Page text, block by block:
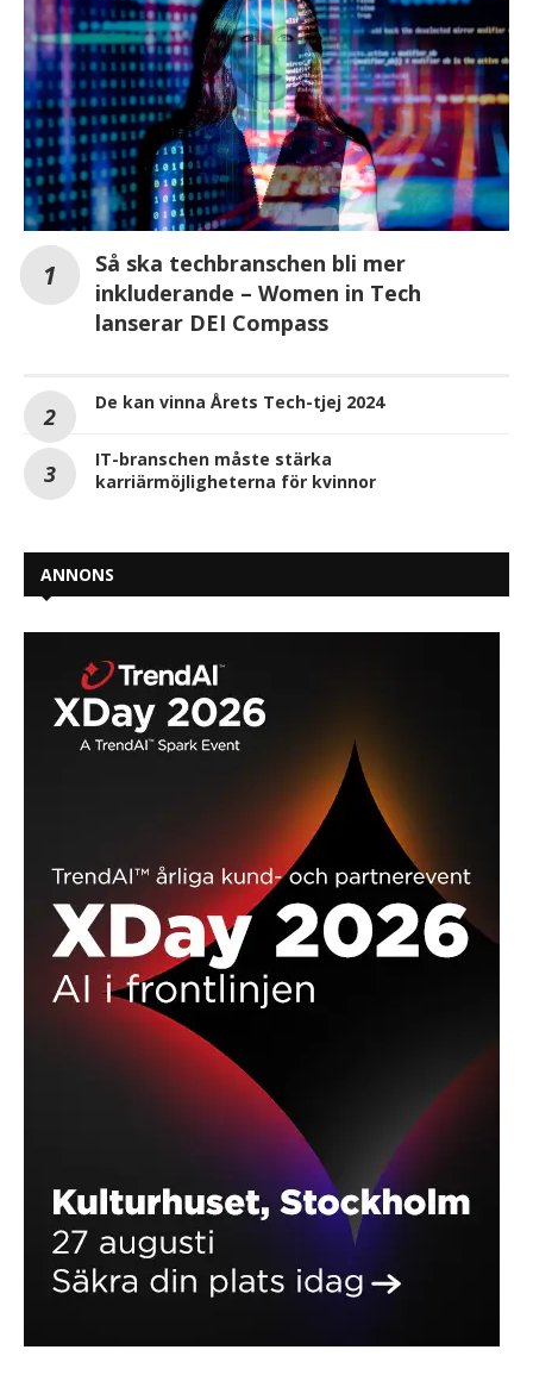
Så ska techbranschen bli mer
inkluderande – Women in Tech
lanserar DEI Compass
De kan vinna Årets Tech-tjej 2024
IT-branschen måste stärka
karriärmöjligheterna för kvinnor
ANNONS